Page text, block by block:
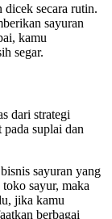
dicek secara rutin.
sayuran
kamu
segar.
dari strategi
pada suplai dan
sayuran yang
sayur, maka
jika kamu
berbagai